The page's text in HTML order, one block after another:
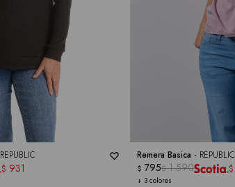
REPUBLIC
$ 931
Remera Basica - REPUBLIC
+ 3 colores
$ 795$ 1.590 $